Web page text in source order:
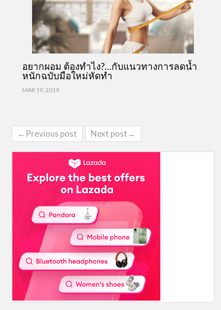
อยากผอม ต้องทำไง?…กับแนวทางการลดน้ำ
หนักฉบับมือใหม่หัดทำ
MAR 19, 2019
←Previous post Next post→